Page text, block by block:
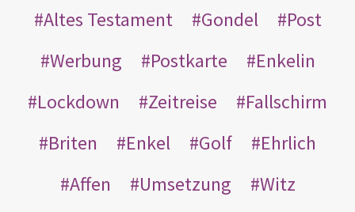
Altes Testament
Gondel
Post
Werbung
Postkarte
Enkelin
Lockdown
Zeitreise
Fallschirm
Briten
Enkel Golf
Ehrlich
Affen
Umsetzung
Witz